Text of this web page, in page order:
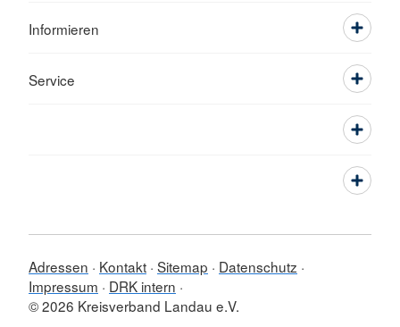
Informieren
Service
Adressen Kontakt Sitemap
Datenschutz
Impressum
DRK intern
© 2026 Kreisverband Landau e.V.